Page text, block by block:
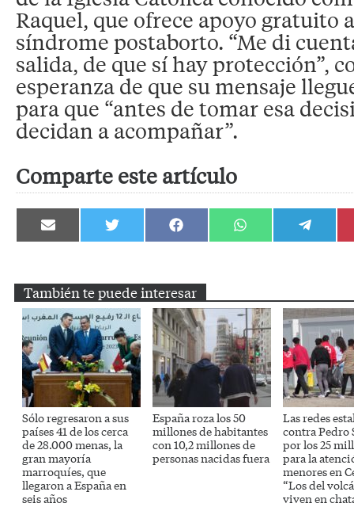
Raquel, que ofrece apoyo gratuito
síndrome postaborto. “Me di
salida, de que sí hay protección”,
esperanza de que su mensaje
para que “antes de tomar esa
decidan a acompañar”.
Comparte este artículo
Compartir
en
Compartir
en
Compartir
en
Compartir
en
Compartir
en
También te puede interesar
Sólo regresaron a sus
países 41 de los cerca
de 28.000 menas, la
gran mayoría
marroquíes, que
llegaron a España en
seis años
España roza los 50
millones de habitantes
con 10,2 millones de
personas nacidas fuera
Las redes
contra Pedro
por los 25
para la
menores en
“Los del
viven en